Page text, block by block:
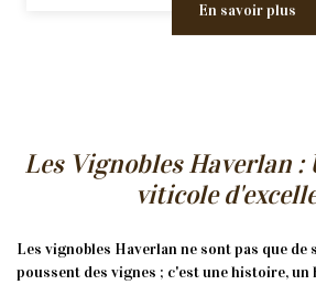
En savoir plus
Les Vignobles Haverlan
viticole
Les vignobles Haverlan ne sont pas que de
poussent des vignes ; c'est une histoire,